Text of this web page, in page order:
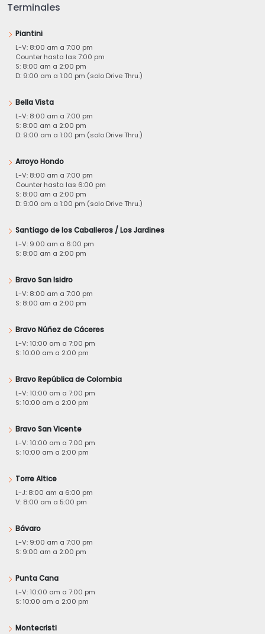
Terminales
Piantini
L-V: 8:00 am a 7:00 pm
Counter hasta las 7:00 pm
S: 8:00 am a 2:00 pm
D: 9:00 am a 1:00 pm (solo Drive Thru.)
Bella Vista
L-V: 8:00 am a 7:00 pm
S: 8:00 am a 2:00 pm
D: 9:00 am a 1:00 pm (solo Drive Thru.)
Arroyo Hondo
L-V: 8:00 am a 7:00 pm
Counter hasta las 6:00 pm
S: 8:00 am a 2:00 pm
D: 9:00 am a 1:00 pm (solo Drive Thru.)
Santiago de los Caballeros / Los Jardines
L-V: 9:00 am a 6:00 pm
S: 8:00 am a 2:00 pm
Bravo San Isidro
L-V: 8:00 am a 7:00 pm
S: 8:00 am a 2:00 pm
Bravo Núñez de Cáceres
L-V: 10:00 am a 7:00 pm
S: 10:00 am a 2:00 pm
Bravo República de Colombia
L-V: 10:00 am a 7:00 pm
S: 10:00 am a 2:00 pm
Bravo San Vicente
L-V: 10:00 am a 7:00 pm
S: 10:00 am a 2:00 pm
Torre Altice
L-J: 8:00 am a 6:00 pm
V: 8:00 am a 5:00 pm
Bávaro
L-V: 9:00 am a 7:00 pm
S: 9:00 am a 2:00 pm
Punta Cana
L-V: 10:00 am a 7:00 pm
S: 10:00 am a 2:00 pm
Montecristi